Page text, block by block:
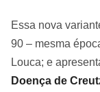
Essa nova
90 – mesma
Louca; e
Doença de